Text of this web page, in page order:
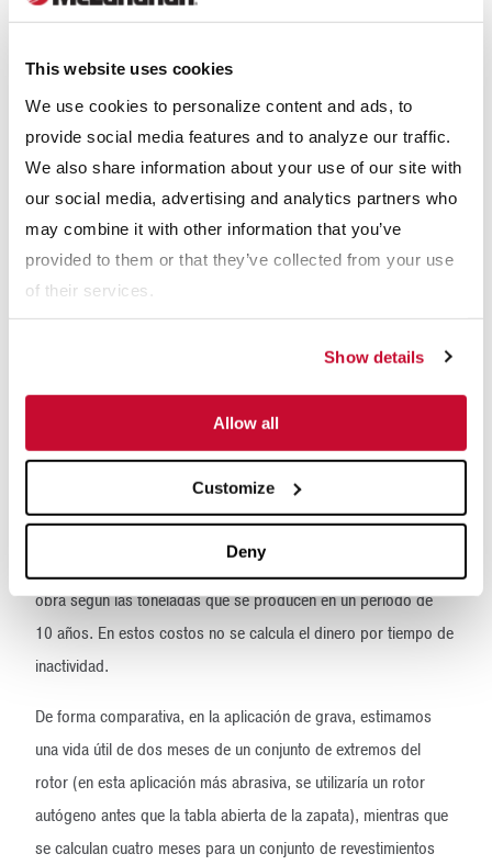
This website uses cookies
We use cookies to personalize content and ads, to
provide social media features and to analyze our traffic.
We also share information about your use of our site with
our social media, advertising and analytics partners who
may combine it with other information that you’ve
provided to them or that they’ve collected from your use
of their services.
Show details
Allow all
Customize
Deny
que tenemos que realizar algunas conjeturas en función de la
utilidad cuando comenzamos a estimar los costos por
En el caso de la aplicación de piedra caliza, calculamos una
vida útil de cuatro meses para un conjunto de zapatas en la VSI,
mientras que la del revestimiento del cono sería de dos años.
Es probable que su experiencia sea distinta de estos números,
específica, pueden utilizarse para esta comparación.
Los costos de las piezas que se instalarán, junto con los de la
mano de obra de la colocación, insumen costos por desgaste
totales de USD $0,01 por tonelada en el caso del cono y
USD $0,05 por tonelada en el caso de la VSI.
Nuevamente, estos son los costos por las piezas y la mano de
obra según las toneladas que se producen en un período de
10 años. En estos costos no se calcula el dinero por tiempo de
inactividad.
De forma comparativa, en la aplicación de grava, estimamos
una vida útil de dos meses de un conjunto de extremos del
rotor (en esta aplicación más abrasiva, se utilizaría un rotor
autógeno antes que la tabla abierta de la zapata), mientras que
se calculan cuatro meses para un conjunto de revestimientos